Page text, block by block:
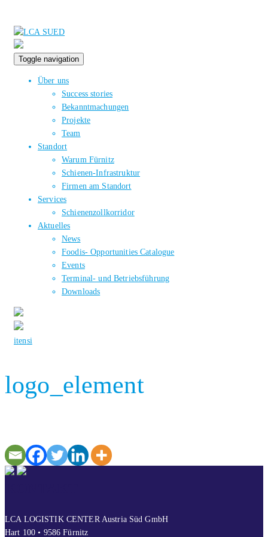
Toggle navigation
Über uns
Success stories
Bekanntmachungen
Projekte
Team
Standort
Warum Fürnitz
Schienen-Infrastruktur
Firmen am Standort
Services
Schienenzollkorridor
Aktuelles
News
Foodis- Opportunities Catalogue
Events
Terminal- und Betriebsführung
Downloads
itensi
logo_element
LCA LOGISTIK CENTER Austria Süd GmbH
Hart 100 • 9586 Fürnitz